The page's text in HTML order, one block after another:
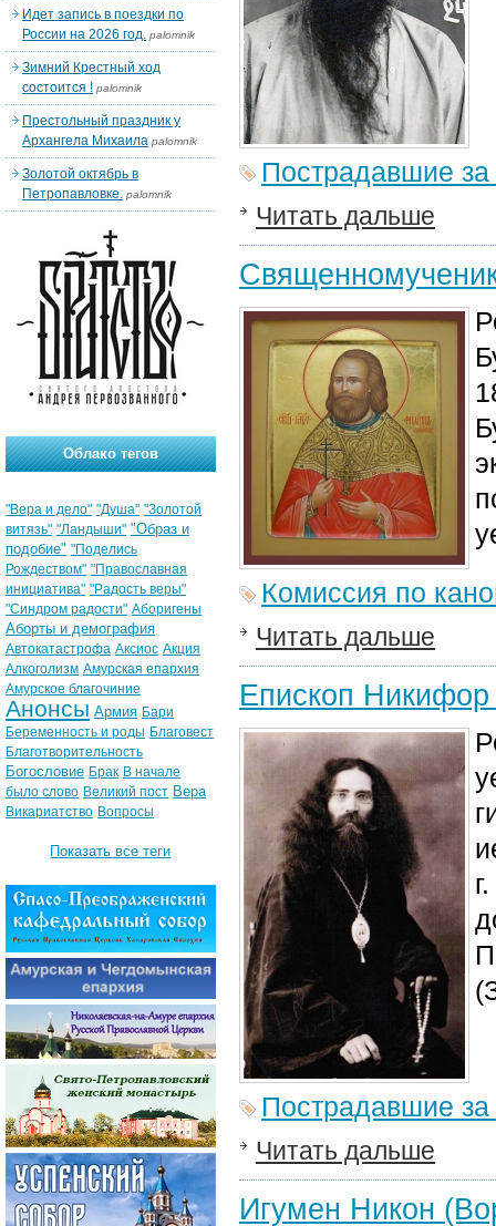
Пострадавшие за
Читать дальше
Комиссия по
Читать дальше
Епископ
Пострадавшие за
Читать дальше
Игумен Никон
Идет запись в поездки по
России на 2026 год. palomnik
Зимний Крестный ход
состоится ! palomnik
Престольный праздник у
Архангела Михаила palomnik
Золотой октябрь в
Петропавловке. palomnik
Облако тегов
"Вера и дело" "Душа" "Золотой
витязь" "Ландыши" "Образ и
подобие" "Поделись
Рождеством" "Православная
инициатива" "Радость веры"
"Синдром радости" Аборигены
Аборты и демография
Автокатастрофа Аксиос Акция
Алкоголизм Амурская епархия
Амурское благочиние
Анонсы Армия Бари
Беременность и роды Благовест
Благотворительность
Богословие Брак В начале
было слово Великий пост Вера
Викариатство Вопросы
Показать все теги